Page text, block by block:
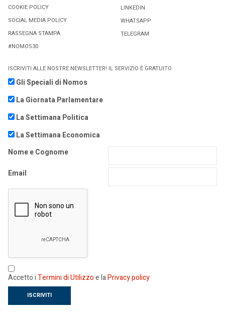
COOKIE POLICY
SOCIAL MEDIA POLICY
RASSEGNA STAMPA
#NOMOS30
LINKEDIN
WHATSAPP
TELEGRAM
ISCRIVITI ALLE NOSTRE NEWSLETTER! IL SERVIZIO È GRATUITO
Gli Speciali di Nomos
La Giornata Parlamentare
La Settimana Politica
La Settimana Economica
Nome e Cognome
Email
Accetto iTermini di Utilizzoe laPrivacy policy